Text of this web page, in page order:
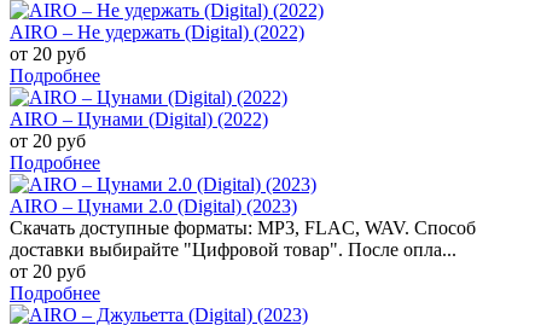
AIRO – Не удержать (Digital) (2022)
от 20 руб
Подробнее
AIRO – Цунами (Digital) (2022)
от 20 руб
Подробнее
AIRO – Цунами 2.0 (Digital) (2023)
Скачать доступные форматы: MP3, FLAC, WAV. Способ
доставки выбирайте "Цифровой товар". После опла...
от 20 руб
Подробнее